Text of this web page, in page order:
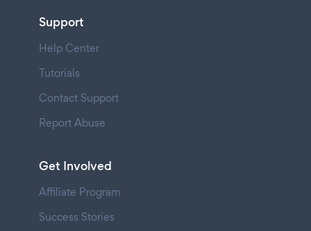
Support
Help Center
Tutorials
Contact Support
Report Abuse
Get Involved
Affiliate Program
Success Stories